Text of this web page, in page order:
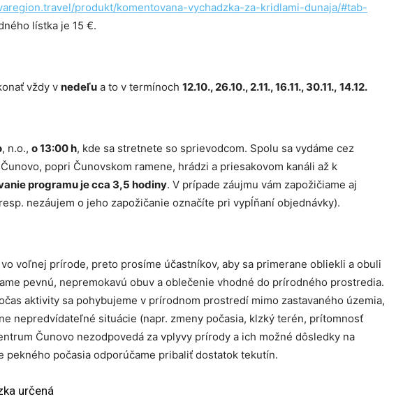
produkt/komentovana-vychadzka-za-kridlami-dunaja/#tab-
lístka je 15 €.
vždy v nedeľu a to v termínoch 12.10., 26.10., 2.11., 16.11., 30.11., 14.12.
, n.o., o 13:00 h, kde sa stretnete so sprievodcom. Spolu sa vydáme cez
popri Čunovskom ramene, hrádzi a priesakovom kanáli až k
programu je cca 3,5 hodiny. V prípade záujmu vám zapožičiame aj
nezáujem o jeho zapožičanie označíte pri vypĺňaní objednávky).
voľnej prírode, preto prosíme účastníkov, aby sa primerane obliekli a obuli
pevnú, nepremokavú obuv a oblečenie vhodné do prírodného prostredia.
aktivity sa pohybujeme v prírodnom prostredí mimo zastavaného územia,
nepredvídateľné situácie (napr. zmeny počasia, klzký terén, prítomnosť
Čunovo nezodpovedá za vplyvy prírody a ich možné dôsledky na
pekného počasia odporúčame pribaliť dostatok tekutín.
určená